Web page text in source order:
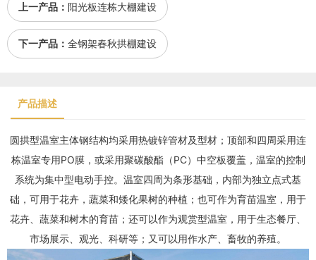
上一产品： 阳光板连栋大棚建设
下一产品： 全钢架春秋拱棚建设
产品描述
圆拱型温室主体钢结构均采用热镀锌管材及型材；顶部和四周采用连
栋温室专用PO膜，或采用聚碳酸酯（PC）中空板覆盖，温室的控制
系统为集中型电动手控。温室四周为条形基础，内部为独立点式基
础，可用于花卉，蔬菜和矮化果树的种植；也可作为育苗温室，用于
花卉、蔬菜和树木的育苗；还可以作为观赏型温室，用于生态餐厅、
市场展示、观光、科研等；又可以用作水产、畜牧的养殖。